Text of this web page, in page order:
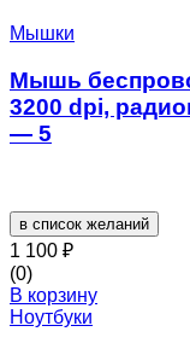
Мышки
Мышь
3200 dpi,
— 5
в список желаний
1 100 ₽
(0)
В корзину
Ноутбуки